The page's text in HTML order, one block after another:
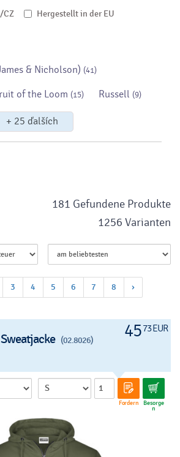
CZ Hergestellt in der EU
& Nicholson) (41)
of the Loom (15) Russell (9)
+ 25 ďalších
3 4 5 6 7 8 ›
181 Gefundene Produkte
1256 Varianten
4573 EUR
(02.8026)
Fordern Besorge
n